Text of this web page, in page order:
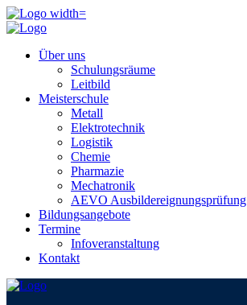
Über uns
Schulungsräume
Leitbild
Meisterschule
Metall
Elektrotechnik
Logistik
Chemie
Pharmazie
Mechatronik
AEVO Ausbildereignungsprüfung
Bildungsangebote
Termine
Infoveranstaltung
Kontakt